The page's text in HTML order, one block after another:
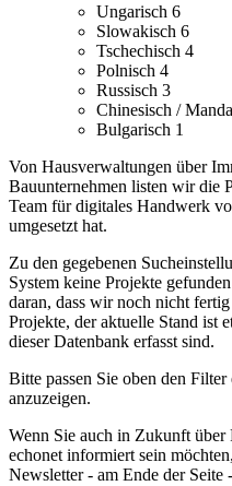
Ungarisch 6
Slowakisch 6
Tschechisch 4
Polnisch 4
Russisch 3
Chinesisch /
Bulgarisch 1
Von Hausverwaltungen über
Bauunternehmen listen wir die
Team für digitales Handwerk
umgesetzt hat.
Zu den gegebenen
System keine Projekte
daran, dass wir noch nicht
Projekte, der aktuelle Stand ist
dieser Datenbank erfasst sind.
Bitte passen Sie oben den
anzuzeigen.
Wenn Sie auch in Zukunft
echonet informiert sein
Newsletter - am Ende der Seite